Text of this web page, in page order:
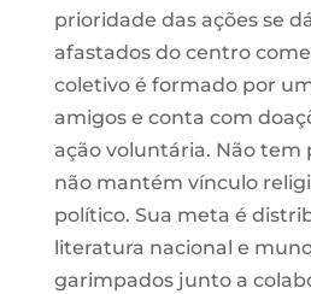
prioridade das ações se
afastados do centro
coletivo é formado por
amigos e conta com
ação voluntária. Não tem
não mantém vínculo
político. Sua meta é
literatura nacional e
garimpados junto a